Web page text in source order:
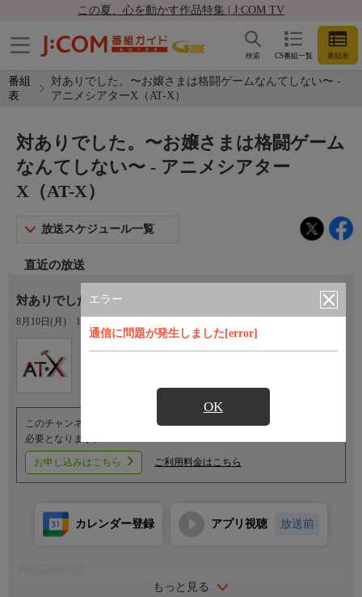
この夏、心を動かす作品特集 | J:COM TV
CS番組一覧 番組表
検索
番組
表
対ありでした。〜お嬢さまは格闘ゲームなんてしない〜 -
アニメシアターX（AT-X）
エラー
通信に問題が発生しました[error]
OK
対ありでした。〜お嬢さまは格闘ゲーム
なんてしない〜 - アニメシアター
X（AT-X）
放送スケジュール一覧
直近の放送
対ありでした。〜お嬢さまは格闘ゲームなんてしない〜 #05
8月10日(月) 14:30〜15:00
オプション
このチャンネルのご視聴には、オプションチャンネル(有料)のご契約が
必要となります。
お申し込みはこちら ご利用料金はこちら
もっと見る
カレンダー登録 アプリ視聴 放送前